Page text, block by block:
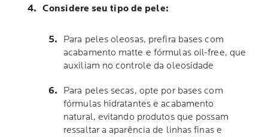
Considere seu tipo de pele:
Para peles oleosas, prefira bases com
acabamento matte e fórmulas oil-free, que
auxiliam no controle da oleosidade
Para peles secas, opte por bases com
fórmulas hidratantes e acabamento
natural, evitando produtos que possam
ressaltar a aparência de linhas finas e